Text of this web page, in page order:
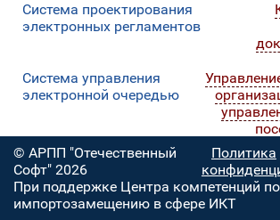
Система проектирования
электронных регламентов
Система управления
электронной очередью
© АРПП "Отечественный
Софт" 2026
Политика
При поддержке Центра компетенций по
импортозамещению в сфере ИКТ